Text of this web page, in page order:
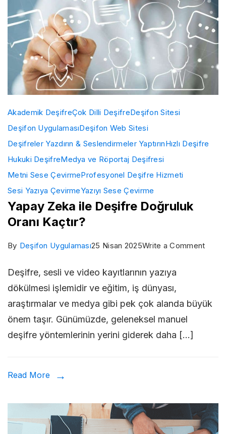
Akademik DeşifreÇok Dilli DeşifreDeşifon Sitesi
Deşifon UygulamasıDeşifon Web Sitesi
Deşifreler Yazdırın & Seslendirmeler YaptırınHızlı Deşifre
Hukuki DeşifreMedya ve Röportaj Deşifresi
Metni Sese ÇevirmeProfesyonel Deşifre Hizmeti
Sesi Yazıya ÇevirmeYazıyı Sese Çevirme
Yapay Zeka ile Deşifre Doğruluk
Oranı Kaçtır?
By Deşifon Uygulaması25 Nisan 2025Write a Commenton
Deşifre, sesli ve video kayıtlarının yazıya
dökülmesi işlemidir ve eğitim, iş dünyası,
araştırmalar ve medya gibi pek çok alanda büyük
önem taşır. Günümüzde, geleneksel manuel
deşifre yöntemlerinin yerini giderek daha […]
Read More